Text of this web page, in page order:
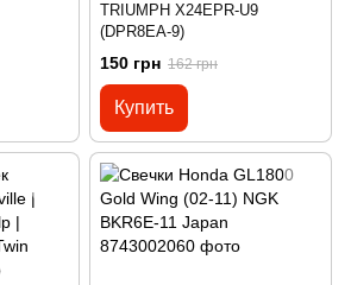
TRIUMPH X24EPR-U9
(DPR8EA-9)
150 грн 162 грн
Купить